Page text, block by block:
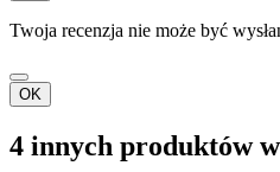
Twoja recenzja nie może być
OK
4 innych produktów